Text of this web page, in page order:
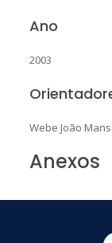
Ano
2003
Webe João
Anexos